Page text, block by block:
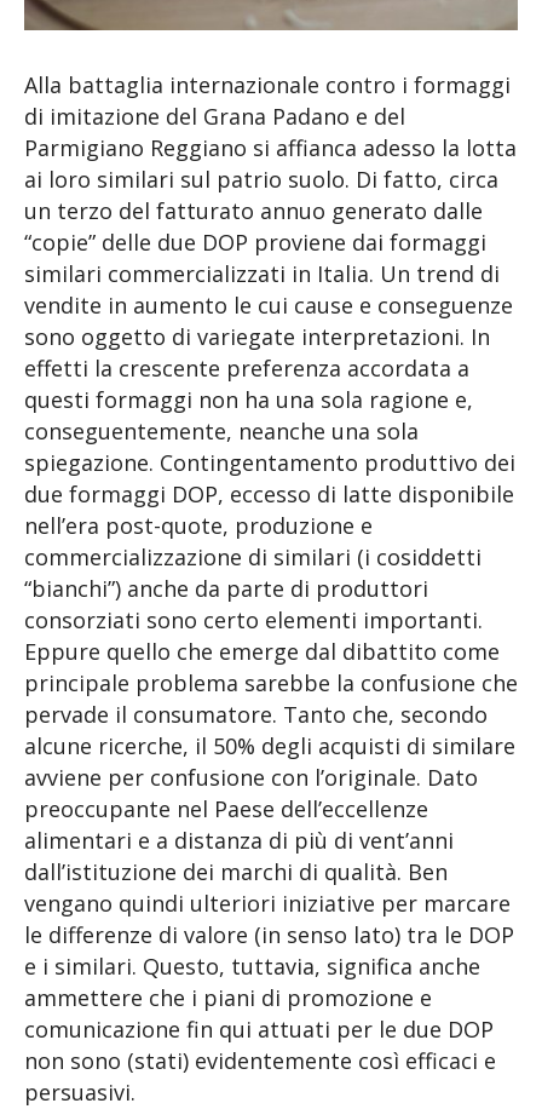
Alla battaglia internazionale contro i formaggi
di imitazione del Grana Padano e del
Parmigiano Reggiano si affianca adesso la lotta
ai loro similari sul patrio suolo. Di fatto, circa
un terzo del fatturato annuo generato dalle
“copie” delle due DOP proviene dai formaggi
similari commercializzati in Italia. Un trend di
vendite in aumento le cui cause e conseguenze
sono oggetto di variegate interpretazioni. In
effetti la crescente preferenza accordata a
questi formaggi non ha una sola ragione e,
conseguentemente, neanche una sola
spiegazione. Contingentamento produttivo dei
due formaggi DOP, eccesso di latte disponibile
nell’era post-quote, produzione e
commercializzazione di similari (i cosiddetti
“bianchi”) anche da parte di produttori
consorziati sono certo elementi importanti.
Eppure quello che emerge dal dibattito come
principale problema sarebbe la confusione che
pervade il consumatore. Tanto che, secondo
alcune ricerche, il 50% degli acquisti di similare
avviene per confusione con l’originale. Dato
preoccupante nel Paese dell’eccellenze
alimentari e a distanza di più di vent’anni
dall’istituzione dei marchi di qualità. Ben
vengano quindi ulteriori iniziative per marcare
le differenze di valore (in senso lato) tra le DOP
e i similari. Questo, tuttavia, significa anche
ammettere che i piani di promozione e
comunicazione fin qui attuati per le due DOP
non sono (stati) evidentemente così efficaci e
persuasivi.